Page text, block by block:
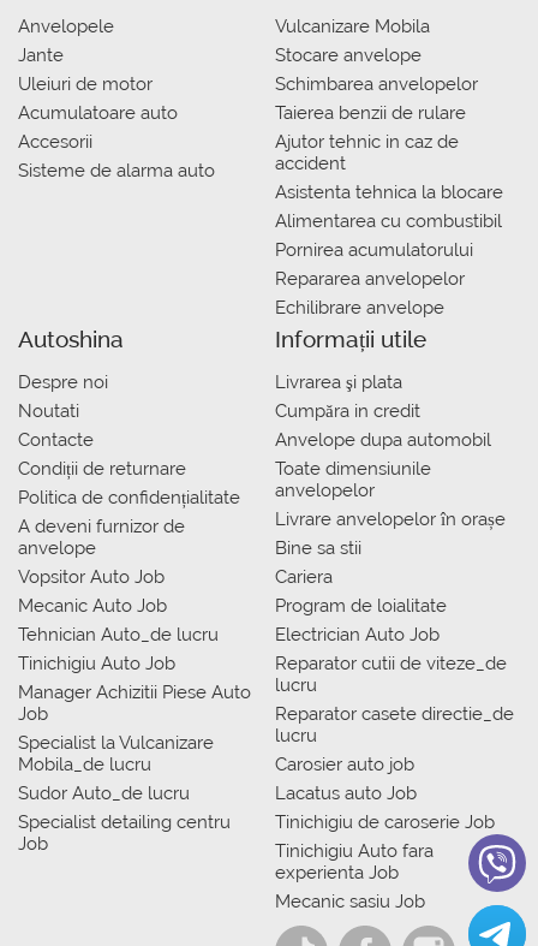
Anvelopele
Jante
Uleiuri de motor
Acumulatoare auto
Accesorii
Sisteme de alarma auto
Vulcanizare Mobila
Stocare anvelope
Schimbarea anvelopelor
Taierea benzii de rulare
Ajutor tehnic in caz de
accident
Asistenta tehnica la blocare
Alimentarea cu combustibil
Pornirea acumulatorului
Repararea anvelopelor
Echilibrare anvelope
Autoshina
Despre noi
Noutati
Contacte
Condiții de returnare
Politica de confidențialitate
A deveni furnizor de
anvelope
Vopsitor Auto Job
Mecanic Auto Job
Tehnician Auto_de lucru
Tinichigiu Auto Job
Manager Achizitii Piese Auto
Job
Specialist la Vulcanizare
Mobila_de lucru
Sudor Auto_de lucru
Specialist detailing centru
Job
Informații utile
Livrarea şi plata
Сumpăra in credit
Anvelope dupa automobil
Toate dimensiunile
anvelopelor
Livrare anvelopelor în orașe
Bine sa stii
Cariera
Program de loialitate
Electrician Auto Job
Reparator cutii de viteze_de
lucru
Reparator casete directie_de
lucru
Carosier auto job
Lacatus auto Job
Tinichigiu de caroserie Job
Tinichigiu Auto fara
experienta Job
Mecanic sasiu Job